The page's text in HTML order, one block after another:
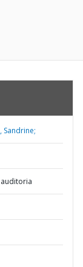
Sandrine;